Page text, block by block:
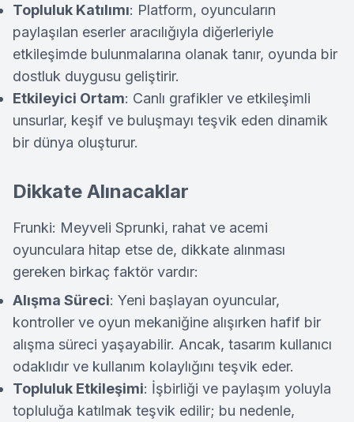
Topluluk Katılımı: Platform, oyuncuların
paylaşılan eserler aracılığıyla diğerleriyle
etkileşimde bulunmalarına olanak tanır, oyunda bir
dostluk duygusu geliştirir.
Etkileyici Ortam: Canlı grafikler ve etkileşimli
unsurlar, keşif ve buluşmayı teşvik eden dinamik
bir dünya oluşturur.
Dikkate Alınacaklar
Frunki: Meyveli Sprunki, rahat ve acemi
oyunculara hitap etse de, dikkate alınması
gereken birkaç faktör vardır:
Alışma Süreci: Yeni başlayan oyuncular,
kontroller ve oyun mekaniğine alışırken hafif bir
alışma süreci yaşayabilir. Ancak, tasarım kullanıcı
odaklıdır ve kullanım kolaylığını teşvik eder.
Topluluk Etkileşimi: İşbirliği ve paylaşım yoluyla
topluluğa katılmak teşvik edilir; bu nedenle,